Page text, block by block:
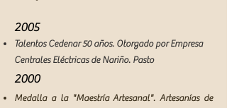
2005
Talentos Cedenar 50 años. Otorgado por Empresa
Centrales Eléctricas de Nariño. Pasto
2000
Medalla a la "Maestría Artesanal". Artesanías de